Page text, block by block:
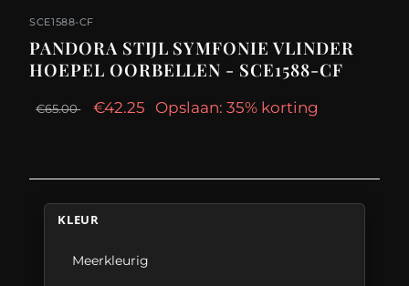
SCE1588-CF
PANDORA STIJL SYMFONIE VLINDER
HOEPEL OORBELLEN - SCE1588-CF
€65.00 €42.25 Opslaan: 35% korting
KLEUR
Meerkleurig